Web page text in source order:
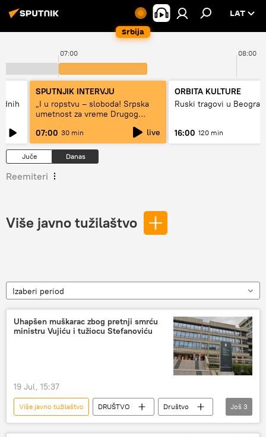
Srbija
LAT
07:00 08:00
SPUTNJIK INTERVJU
„I u ropstvu – sloboda! Srpska
umetnost za vreme Drugog
07:00 30 min live
ORBITA KULTURE
Ruski tragovi u
16:00 120 min
Juče Danas
Reemiteri
Više javno tužilaštvo
Izaberi period
Uhapšen muškarac zbog pretnji smrću
ministru Vujiću i tužiocu Stefanoviću
19 Jul, 15:37
Više javno tužilaštvo DRUŠTVO
Društvo
Srbija – društvo
hapšenje
Još 3